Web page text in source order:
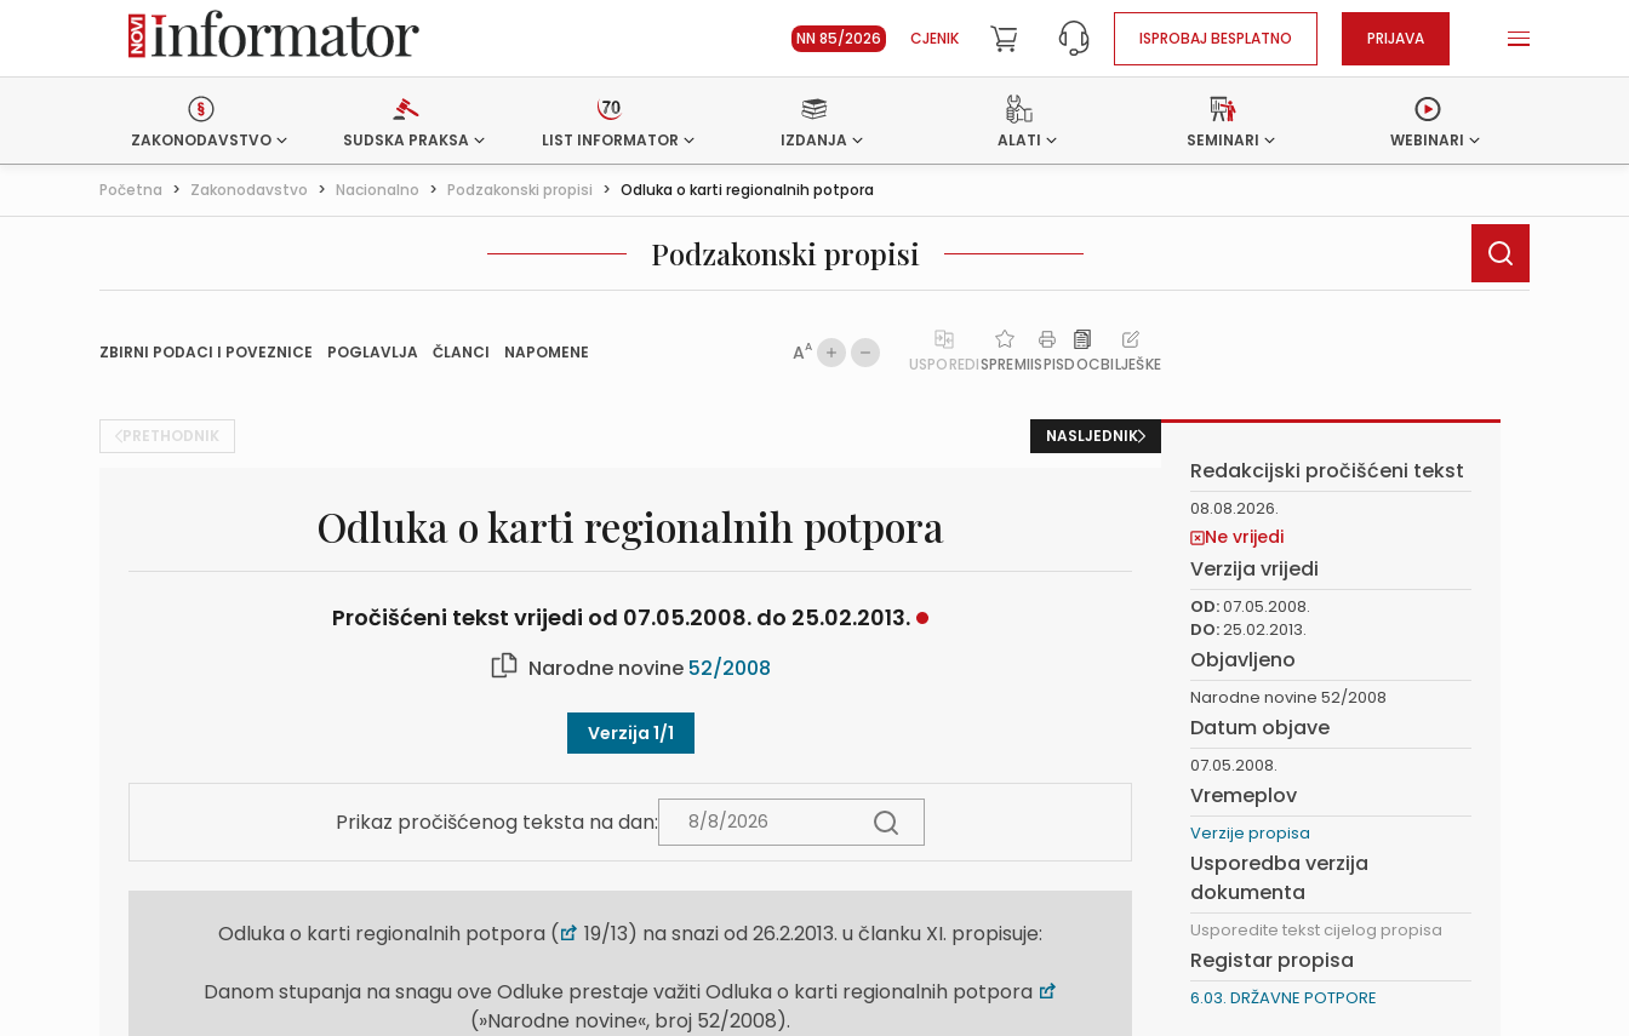
NN 85/2026 CJENIK ISPROBAJ BESPLATNO PRIJAVA
ZAKONODAVSTVO SUDSKA PRAKSA LIST INFORMATOR IZDANJA ALATI SEMINARI WEBINARI
Početna > Zakonodavstvo > Nacionalno > Podzakonski propisi > Odluka o karti regionalnih potpora
Podzakonski propisi
ZBIRNI PODACI I POVEZNICE POGLAVLJA ČLANCI NAPOMENE AA
USPOREDISPREMIISPISDOCBILJEŠKE
PRETHODNIK NASLJEDNIK
Odluka o karti regionalnih potpora
Pročišćeni tekst vrijedi od 07.05.2008. do 25.02.2013.
Narodne novine 52/2008
Verzija 1/1
Prikaz pročišćenog teksta na dan:
Odluka o karti regionalnih potpora ( 19/13) na snazi od 26.2.2013. u članku XI. propisuje:
Danom stupanja na snagu ove Odluke prestaje važiti Odluka o karti regionalnih potpora
(»Narodne novine«, broj 52/2008).
Redakcijski pročišćeni tekst
08.08.2026.
Ne vrijedi
Verzija vrijedi
OD:07.05.2008.
DO:25.02.2013.
Objavljeno
Narodne novine 52/2008
Datum objave
07.05.2008.
Vremeplov
Verzije propisa
Usporedba verzija
dokumenta
Usporedite tekst cijelog propisa
Registar propisa
6.03. DRŽAVNE POTPORE